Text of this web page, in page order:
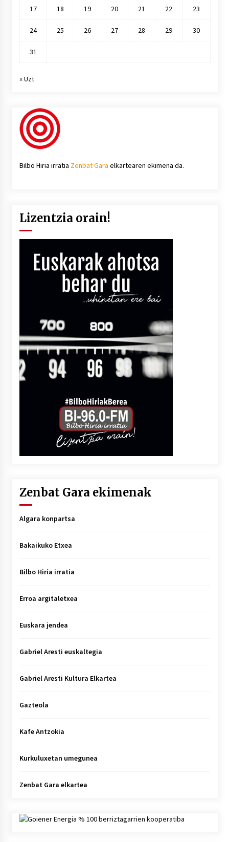
17 18 19 20 21 22 23
24 25 26 27 28 29 30
31
« Uzt
Bilbo Hiria irratia Zenbat Gara elkartearen ekimena da.
Lizentzia orain!
Zenbat Gara ekimenak
Algara konpartsa
Bakaikuko Etxea
Bilbo Hiria irratia
Erroa argitaletxea
Euskara jendea
Gabriel Aresti euskaltegia
Gabriel Aresti Kultura Elkartea
Gazteola
Kafe Antzokia
Kurkuluxetan umegunea
Zenbat Gara elkartea